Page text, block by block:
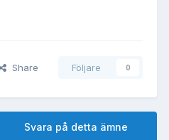
Share Följare 0
Svara på detta ämne